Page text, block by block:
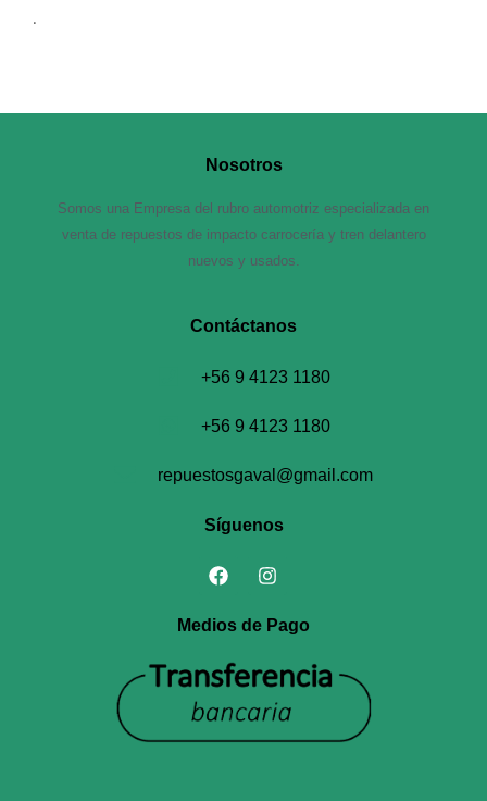
.
Nosotros
Somos una Empresa del rubro automotriz especializada en
venta de repuestos de impacto carrocería y tren delantero
nuevos y usados.
Contáctanos​
+56 9 4123 1180
+56 9 4123 1180
repuestosgaval@gmail.com
Síguenos
Medios de Pago